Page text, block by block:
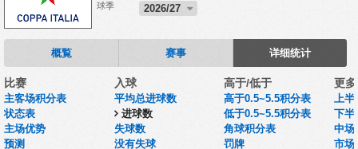
球季 2026/27
概覧 赛事 详细统计
比赛
主客场积分表
状态表
主场优势
预测
入球
平均总进球数
进球数
失球数
没有失球
高于/低于
高于0.5~5.5积分表
低于0.5~5.5积分表
角球积分表
罚牌
更多
上
下半
中场
市场